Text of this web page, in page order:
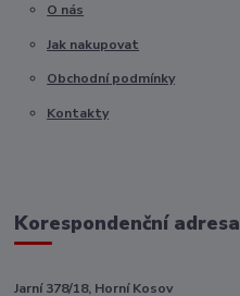
O nás
Jak nakupovat
Obchodní podmínky
Kontakty
Korespondenční adresa
Jarní 378/18, Horní Kosov